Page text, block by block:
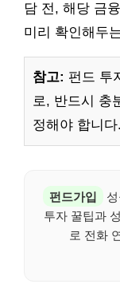
담 전, 해당 금
미리 확인해두
참고: 펀드 투
로, 반드시 충
정해야 합니다.
펀드가입
투자 꿀팁과
로 전화